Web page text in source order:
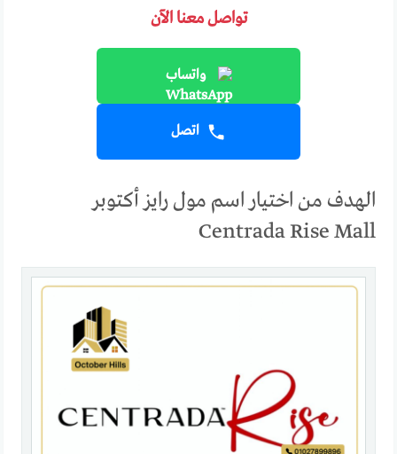
تواصل معنا الآن
واتساب
اتصل
الهدف من اختيار اسم مول رايز أكتوبر
Centrada Rise Mall